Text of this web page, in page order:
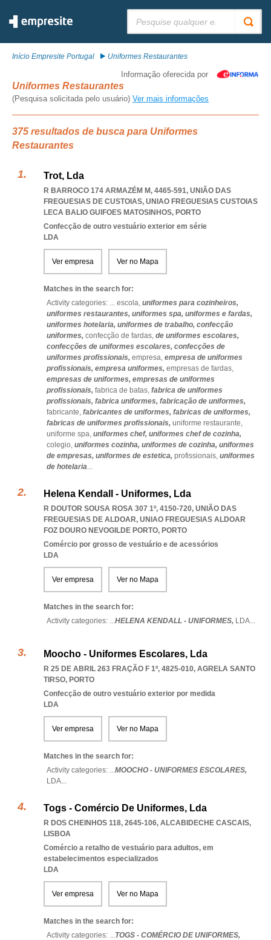
Início Empresite Portugal Uniformes Restaurantes
Informação oferecida por
Uniformes Restaurantes
(Pesquisa solicitada pelo usuário) Ver mais informações
375 resultados de busca para Uniformes
Restaurantes
Trot, Lda
R BARROCO 174 ARMAZÉM M, 4465-591, UNIÃO DAS
FREGUESIAS DE CUSTOIAS, UNIAO FREGUESIAS CUSTOIAS
LECA BALIO GUIFOES MATOSINHOS, PORTO
Confecção de outro vestuário exterior em série
LDA
Ver empresa Ver no Mapa
Matches in the search for:
Activity categories: ... escola, uniformes para cozinheiros,
uniformes restaurantes, uniformes spa, uniformes e fardas,
uniformes hotelaria, uniformes de trabalho, confecção
uniformes, confecção de fardas, de uniformes escolares,
confecções de uniformes escolares, confecções de
uniformes profissionais, empresa, empresa de uniformes
profissionais, empresa uniformes, empresas de fardas,
empresas de uniformes, empresas de uniformes
profissionais, fabrica de batas, fabrica de uniformes
profissionais, fabrica uniformes, fabricação de uniformes,
fabricante, fabricantes de uniformes, fabricas de uniformes,
fabricas de uniformes profissionais, uniforme restaurante,
uniforme spa, uniformes chef, uniformes chef de cozinha,
colegio, uniformes cozinha, uniformes de cozinha, uniformes
de empresas, uniformes de estetica, profissionais, uniformes
de hotelaria...
Helena Kendall - Uniformes, Lda
R DOUTOR SOUSA ROSA 307 1º, 4150-720, UNIÃO DAS
FREGUESIAS DE ALDOAR, UNIAO FREGUESIAS ALDOAR
FOZ DOURO NEVOGILDE PORTO, PORTO
Comércio por grosso de vestuário e de acessórios
LDA
Ver empresa Ver no Mapa
Matches in the search for:
Activity categories: ...HELENA KENDALL - UNIFORMES, LDA...
Moocho - Uniformes Escolares, Lda
R 25 DE ABRIL 263 FRAÇÃO F 1º, 4825-010, AGRELA SANTO
TIRSO, PORTO
Confecção de outro vestuário exterior por medida
LDA
Ver empresa Ver no Mapa
Matches in the search for:
Activity categories: ...MOOCHO - UNIFORMES ESCOLARES,
LDA...
Togs - Comércio De Uniformes, Lda
R DOS CHEINHOS 118, 2645-106, ALCABIDECHE CASCAIS,
LISBOA
Comércio a retalho de vestuário para adultos, em
estabelecimentos especializados
LDA
Ver empresa Ver no Mapa
Matches in the search for:
Activity categories: ...TOGS - COMÉRCIO DE UNIFORMES,